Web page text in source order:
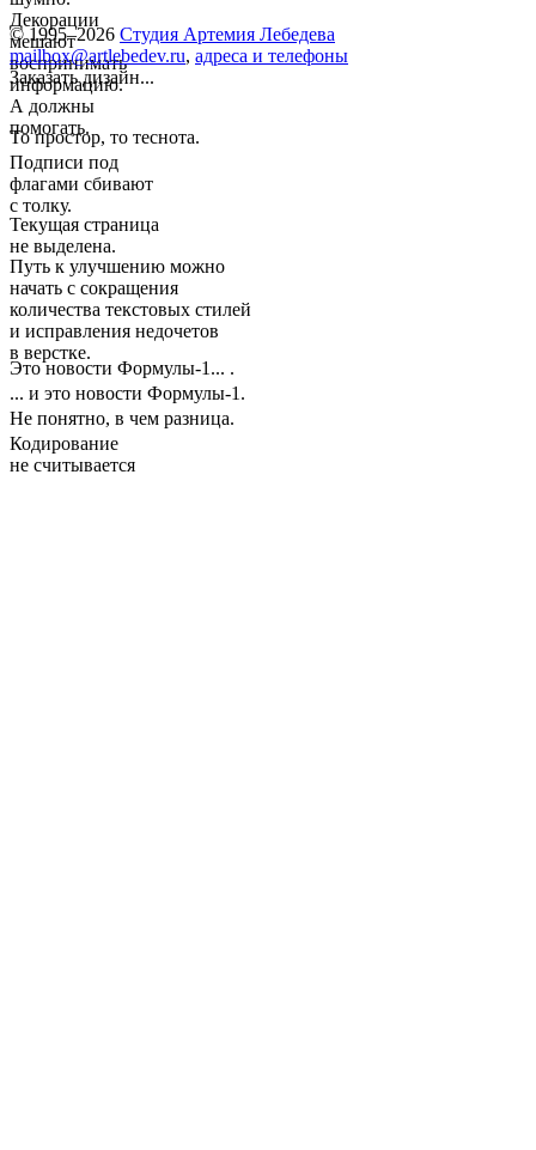
Декорации
мешают
воспринимать
информацию.
А должны
помогать.
То простор, то теснота.
Подписи под
флагами сбивают
с толку.
Текущая страница
не выделена.
Путь к улучшению можно
начать с сокращения
количества текстовых стилей
и исправления недочетов
в верстке.
Это новости Формулы-1... .
... и это новости Формулы-1.
Не понятно, в чем разница.
Кодирование
не считывается
© 1995–2026 Студия Артемия Лебедева
mailbox@artlebedev.ru, адреса и телефоны
Заказать дизайн...